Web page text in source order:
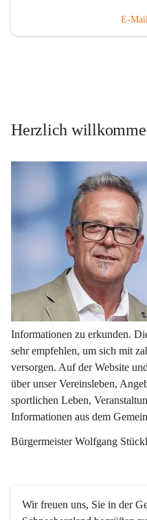
E-
Herzlich
Informationen zu erkunden.
sehr empfehlen, um sich mit
versorgen. Auf der Website
über unser Vereinsleben,
sportlichen Leben,
Informationen aus dem
Bürgermeister Wolfgang
Wir freuen uns, Sie in der